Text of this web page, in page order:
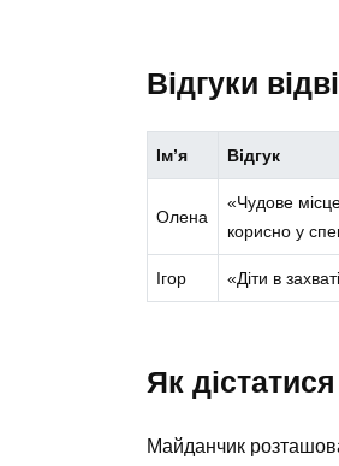
Відгуки
Ім’я Відгук
Олена
«Чудове
корисно у
Ігор «Діти в
Як дістатися
Майданчик